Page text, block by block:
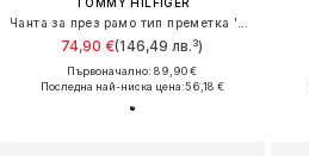
74,90 €(146,49 лв.³)
Първоначално: 89,90 €
Последна най-ниска цена:56,18 €